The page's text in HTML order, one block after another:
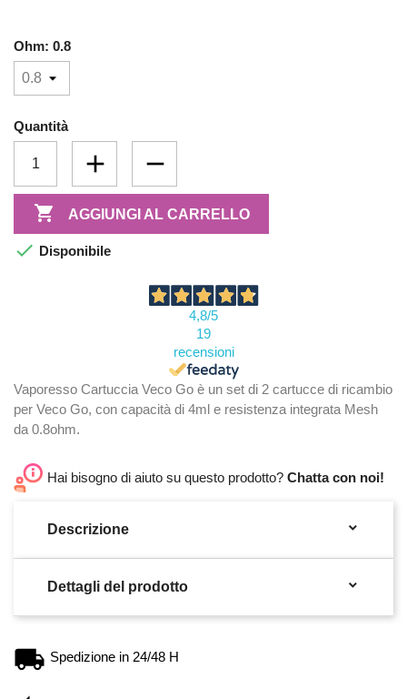
Ohm: 0.8
Quantità
 AGGIUNGI AL CARRELLO
 Disponibile
4,8/5
19
recensioni
Vaporesso Cartuccia Veco Go è un set di 2 cartucce di ricambio
per Veco Go, con capacità di 4ml e resistenza integrata Mesh
da 0.8ohm.
Hai bisogno di aiuto su questo prodotto? Chatta con noi!
Descrizione 
Dettagli del prodotto 
Spedizione in 24/48 H